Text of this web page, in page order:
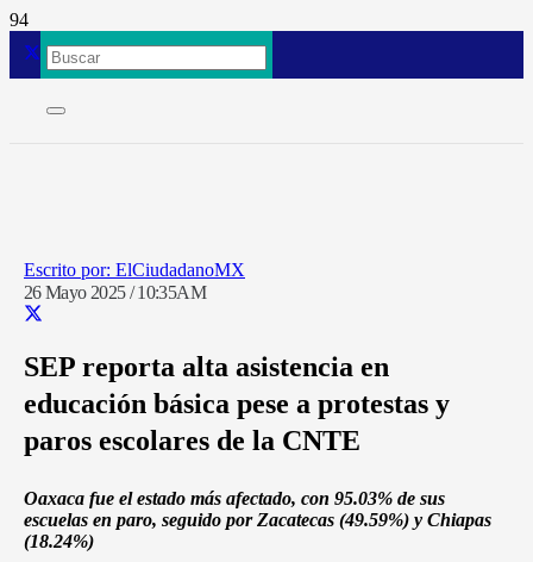
ElCiudadanoMX
26 Mayo 2025 / 10:35AM
SEP reporta alta asistencia en
educación básica pese a protestas y
paros escolares de la CNTE
Oaxaca fue el estado más afectado, con 95.03% de sus
escuelas en paro, seguido por Zacatecas (49.59%) y Chiapas
(18.24%)